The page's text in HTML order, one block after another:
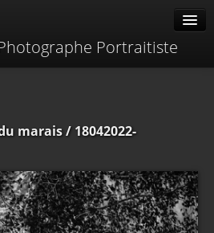
Portraitiste
marais/ 18042022-